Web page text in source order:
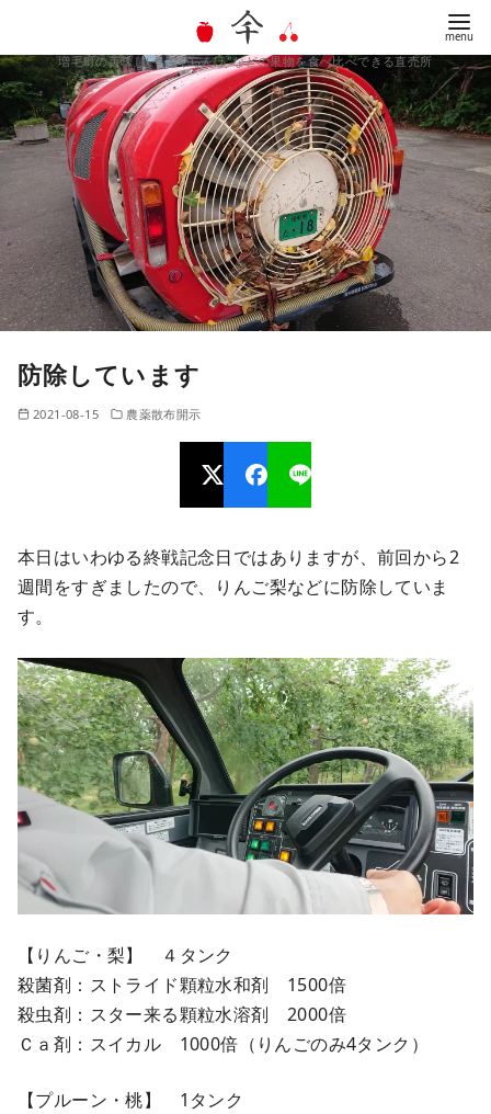
コ
ン
テ
ン
移
動
増毛町の美味しい"さくらんぼ"などの果物を食べ比べできる直売所
防除しています
2021-08-15 農薬散布開示
本日はいわゆる終戦記念日ではありますが、前回から2
週間をすぎましたので、りんご梨などに防除していま
す。
【りんご・梨】 ４タンク
殺菌剤：ストライド顆粒水和剤 1500倍
殺虫剤：スター来る顆粒水溶剤 2000倍
Ｃａ剤：スイカル 1000倍（りんごのみ4タンク）
【プルーン・桃】 1タンク